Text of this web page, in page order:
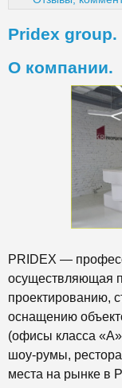
Рridex group.
О компании.
PRIDEX —
осуществляющая
проектированию,
оснащению
(офисы класса
шоу-румы,
места на рынке в